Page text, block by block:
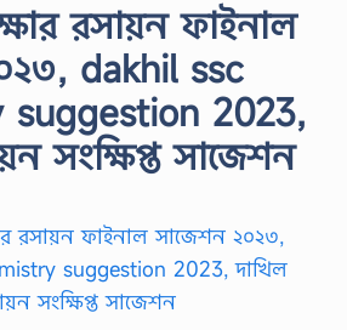
রসায়ন ফাইনাল
dakhil ssc
suggestion 2023,
সংক্ষিপ্ত সাজেশন